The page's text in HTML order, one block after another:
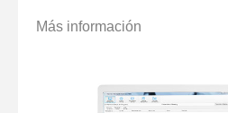
Más información